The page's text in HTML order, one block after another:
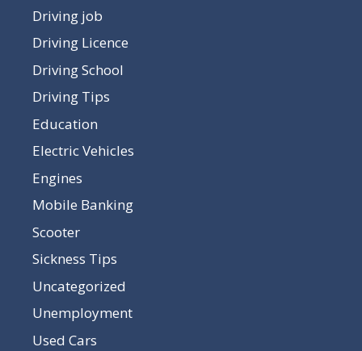
Driving job
Driving Licence
Driving School
Driving Tips
Education
Electric Vehicles
Engines
Mobile Banking
Scooter
Sickness Tips
Uncategorized
Unemployment
Used Cars